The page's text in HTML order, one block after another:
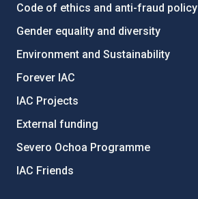
Code of ethics and anti-fraud policy
Gender equality and diversity
Environment and Sustainability
Forever IAC
IAC Projects
External funding
Severo Ochoa Programme
IAC Friends